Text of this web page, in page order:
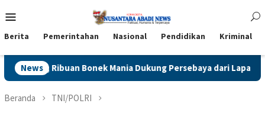
ke
Mobile
Berita Pemerintahan Nasional Pendidikan Kriminal
News
Bonek Mania Dukung Persebaya dari Lapangan Mapolda
Beranda TNI/POLRI